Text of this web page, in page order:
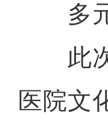
多元
此次
医院文